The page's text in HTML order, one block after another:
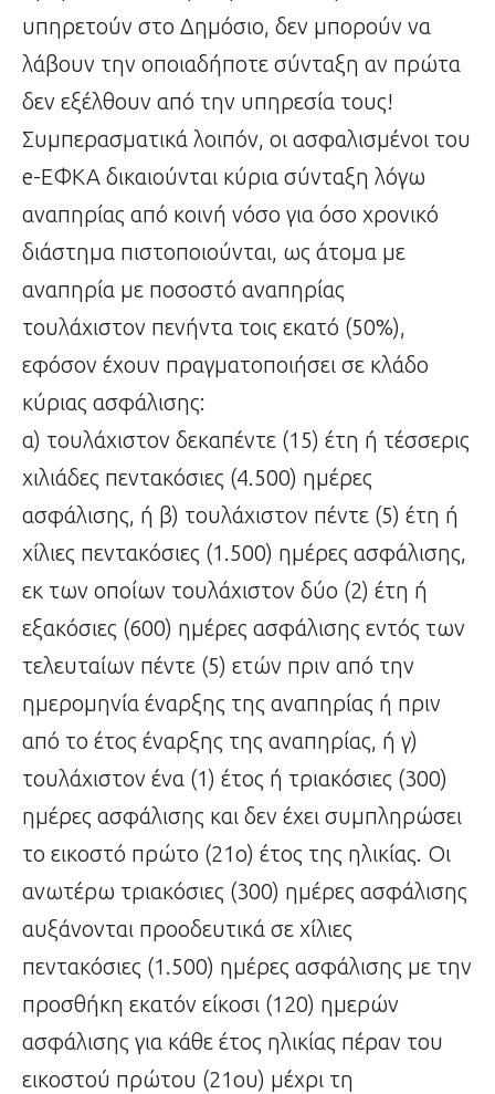
υπηρετούν στο Δημόσιο, δεν μπορούν να
λάβουν την οποιαδήποτε σύνταξη αν πρώτα
δεν εξέλθουν από την υπηρεσία τους!
Συμπερασματικά λοιπόν, οι ασφαλισμένοι του
e-ΕΦΚΑ δικαιούνται κύρια σύνταξη λόγω
αναπηρίας από κοινή νόσο για όσο χρονικό
διάστημα πιστοποιούνται, ως άτομα με
αναπηρία με ποσοστό αναπηρίας
τουλάχιστον πενήντα τοις εκατό (50%),
εφόσον έχουν πραγματοποιήσει σε κλάδο
κύριας ασφάλισης:
α) τουλάχιστον δεκαπέντε (15) έτη ή τέσσερις
χιλιάδες πεντακόσιες (4.500) ημέρες
ασφάλισης, ή β) τουλάχιστον πέντε (5) έτη ή
χίλιες πεντακόσιες (1.500) ημέρες ασφάλισης,
εκ των οποίων τουλάχιστον δύο (2) έτη ή
εξακόσιες (600) ημέρες ασφάλισης εντός των
τελευταίων πέντε (5) ετών πριν από την
ημερομηνία έναρξης της αναπηρίας ή πριν
από το έτος έναρξης της αναπηρίας, ή γ)
τουλάχιστον ένα (1) έτος ή τριακόσιες (300)
ημέρες ασφάλισης και δεν έχει συμπληρώσει
το εικοστό πρώτο (21ο) έτος της ηλικίας. Οι
ανωτέρω τριακόσιες (300) ημέρες ασφάλισης
αυξάνονται προοδευτικά σε χίλιες
πεντακόσιες (1.500) ημέρες ασφάλισης με την
προσθήκη εκατόν είκοσι (120) ημερών
ασφάλισης για κάθε έτος ηλικίας πέραν του
εικοστού πρώτου (21ου) μέχρι τη